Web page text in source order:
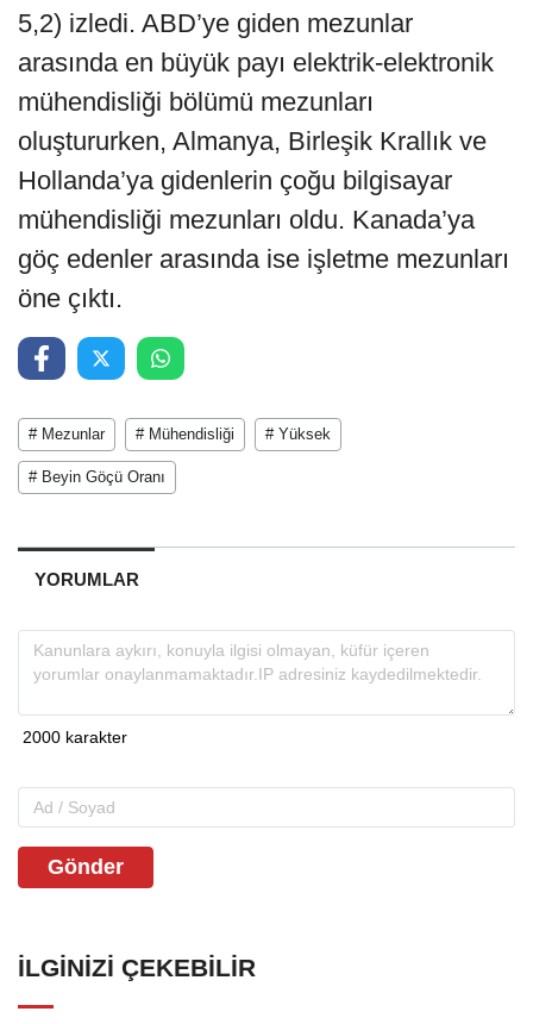
5,2) izledi. ABD’ye giden mezunlar
arasında en büyük payı elektrik-elektronik
mühendisliği bölümü mezunları
oluştururken, Almanya, Birleşik Krallık ve
Hollanda’ya gidenlerin çoğu bilgisayar
mühendisliği mezunları oldu. Kanada’ya
göç edenler arasında ise işletme mezunları
öne çıktı.
# Mezunlar # Mühendisliği # Yüksek
# Beyin Göçü Oranı
YORUMLAR
Gönder
İLGINIZI ÇEKEBILIR